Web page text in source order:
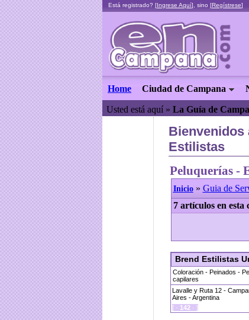
Está registrado? [Ingrese Aquí], sino [Regístrese]
Home Ciudad de Campana
Usted está aquí » La Guía de
Bienvenidos
Estilistas
Peluquerías -
Inicio» Guia de
7 artículos en esta
Brend Estilistas
Coloración - Peinados -
capilares
Lavalle y Ruta 12 -
Aires - Argentina
[ · 142 · ]